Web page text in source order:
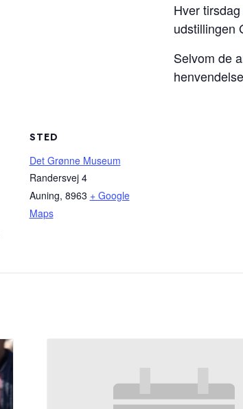
Hver
udstillingen
Selvom de
STED
Det Grønne Museum
Randersvej 4
Auning, 8963 + Google
Maps